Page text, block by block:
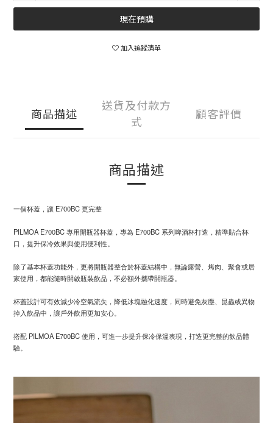
現在預購
加入追蹤清單
商品描述
送貨及付款方
式
顧客評價
商品描述
一個杯蓋，讓 E700BC 更完整
PILMOA E700BC 專用開瓶器杯蓋，專為 E700BC 系列啤酒杯打造，精準貼合杯
口，提升保冷效果與使用便利性。
除了基本杯蓋功能外，更將開瓶器整合於杯蓋結構中，無論露營、烤肉、聚會或居
家使用，都能隨時開啟瓶裝飲品，不必額外攜帶開瓶器。
杯蓋設計可有效減少冷空氣流失，降低冰塊融化速度，同時避免灰塵、昆蟲或異物
掉入飲品中，讓戶外飲用更加安心。
搭配 PILMOA E700BC 使用，可進一步提升保冷保溫表現，打造更完整的飲品體
驗。